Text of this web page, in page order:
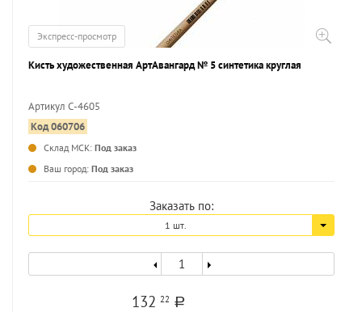
Экспресс-просмотр
Кисть художественная АртАвангард № 5 синтетика круглая
Артикул С-4605
Код 060706
Склад МСК: Под заказ
Ваш город: Под заказ
Заказать по:
1 шт.
13222 a